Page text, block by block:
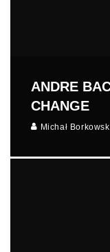
ANDRE
CHANGE
Michał